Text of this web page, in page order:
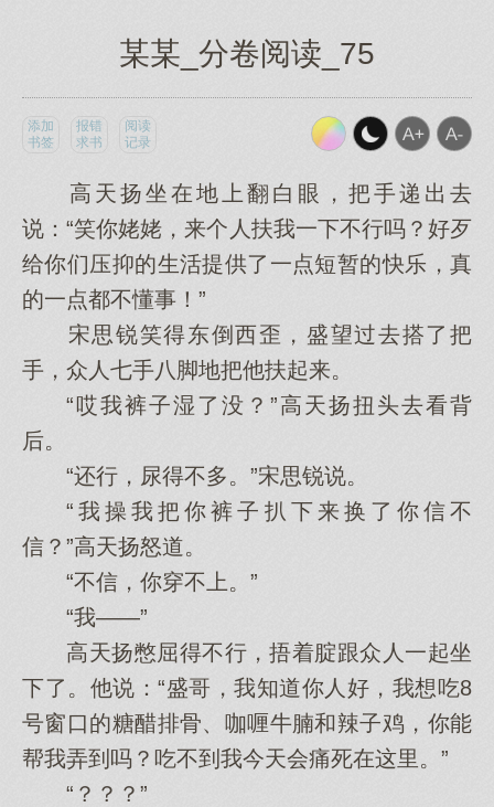
某某_分卷阅读_75
添加
书签
报错
求书
阅读
记录
高天扬坐在地上翻白眼，把手递出去
说：“笑你姥姥，来个人扶我一下不行吗？好歹
给你们压抑的生活提供了一点短暂的快乐，真
的一点都不懂事！”
宋思锐笑得东倒西歪，盛望过去搭了把
手，众人七手八脚地把他扶起来。
“哎我裤子湿了没？”高天扬扭头去看背
后。
“还行，尿得不多。”宋思锐说。
“我操我把你裤子扒下来换了你信不
信？”高天扬怒道。
“不信，你穿不上。”
“我——”
高天扬憋屈得不行，捂着腚跟众人一起坐
下了。他说：“盛哥，我知道你人好，我想吃8
号窗口的糖醋排骨、咖喱牛腩和辣子鸡，你能
帮我弄到吗？吃不到我今天会痛死在这里。”
“？？？”